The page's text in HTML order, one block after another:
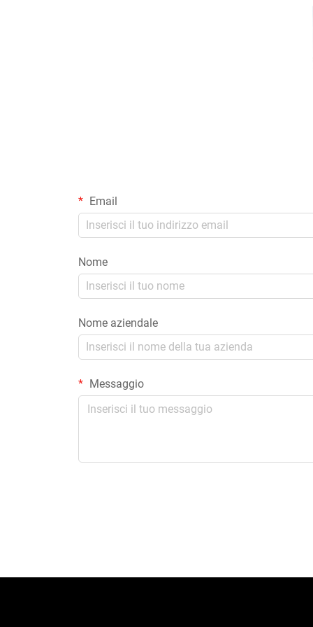
Email
Nome
Nome aziendale
Messaggio